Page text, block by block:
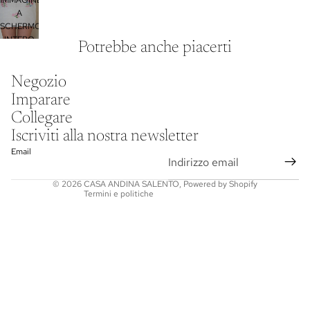
A
SCHERMO
INTERO
Potrebbe anche piacerti
Negozio
Imparare
Collegare
Iscriviti alla nostra newsletter
Email
© 2026CASA ANDINA SALENTO, Powered by Shopify
Termini e politiche
Informativa sulla privacy
Informativa legale
Recapiti
Informativa sulle spedizioni
Termini e condizioni del servizio